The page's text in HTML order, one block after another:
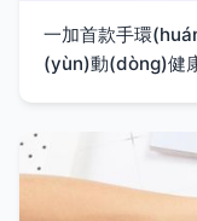
一加首款手環
(yùn)動(dòng)健